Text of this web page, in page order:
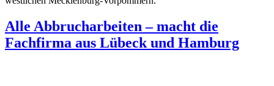
Alle Abbrucharbeiten – macht die
Fachfirma aus Lübeck und Hamburg